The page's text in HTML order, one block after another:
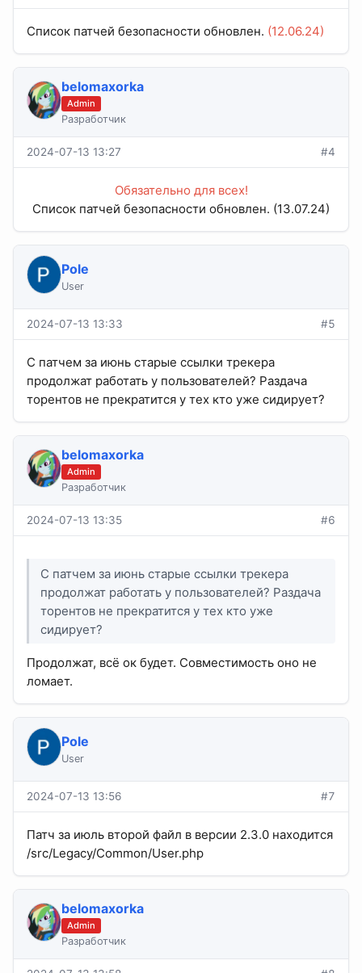
Список патчей безопасности обновлен. (12.06.24)
belomaxorka
Admin
Разработчик
2024-07-13 13:27 #4
Обязательно для всех!
Список патчей безопасности обновлен. (13.07.24)​
Pole
User
2024-07-13 13:33 #5
С патчем за июнь старые ссылки трекера
продолжат работать у пользователей? Раздача
торентов не прекратится у тех кто уже сидирует?
belomaxorka
Admin
Разработчик
2024-07-13 13:35 #6
С патчем за июнь старые ссылки трекера
продолжат работать у пользователей? Раздача
торентов не прекратится у тех кто уже
сидирует?
Продолжат, всё ок будет. Совместимость оно не
ломает.
Pole
User
2024-07-13 13:56 #7
Патч за июль второй файл в версии 2.3.0 находится
/src/Legacy/Common/User.php
belomaxorka
Admin
Разработчик